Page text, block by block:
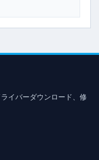
イバーダウンロード、修